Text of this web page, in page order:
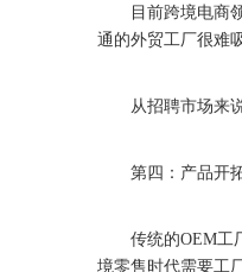
目前跨境电商领
通的外贸工厂很难
从招聘市场来说
第四：产品开拓
传统的OEM工厂
境零售时代需要工